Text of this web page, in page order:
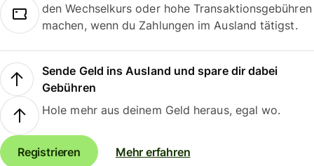
den Wechselkurs oder hohe Transaktionsgebühren
machen, wenn du Zahlungen im Ausland tätigst.
Sende Geld ins Ausland und spare dir dabei
Gebühren
Hole mehr aus deinem Geld heraus, egal wo.
Registrieren Mehr erfahren